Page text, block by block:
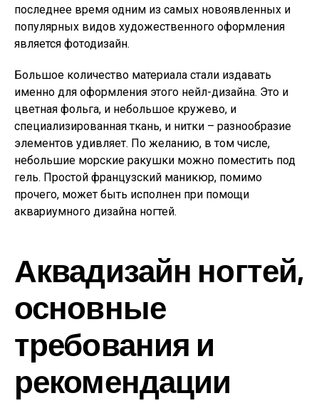
последнее время одним из самых новоявленных и
популярных видов художественного оформления
является фотодизайн.
Большое количество материала стали издавать
именно для оформления этого нейл-дизайна. Это и
цветная фольга, и небольшое кружево, и
специализированная ткань, и нитки – разнообразие
элементов удивляет. По желанию, в том числе,
небольшие морские ракушки можно поместить под
гель. Простой французский маникюр, помимо
прочего, может быть исполнен при помощи
аквариумного дизайна ногтей.
Аквадизайн ногтей,
основные
требования и
рекомендации